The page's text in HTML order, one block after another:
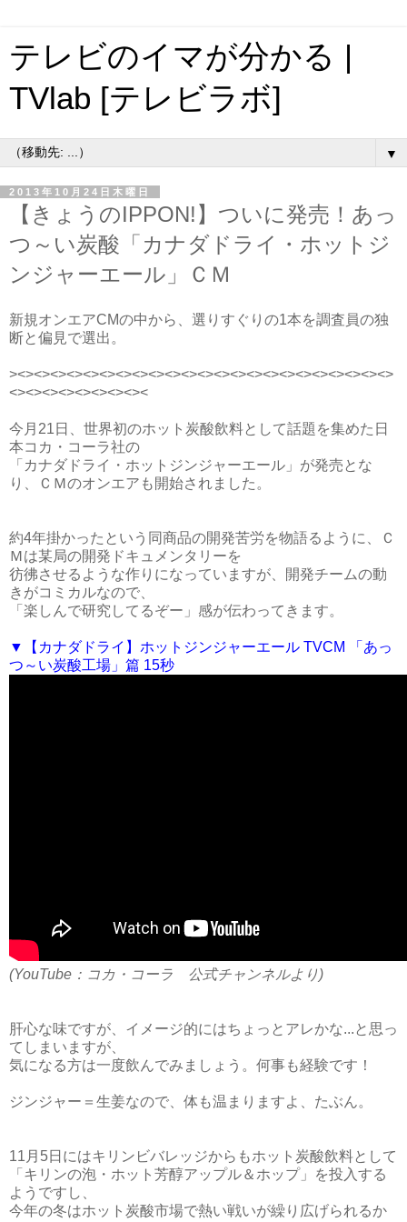
テレビのイマが分かる |
TVlab [テレビラボ]
▼
2013年10月24日木曜日
【きょうのIPPON!】ついに発売！あっ
つ～い炭酸「カナダドライ・ホットジ
ンジャーエール」ＣＭ
新規オンエアCMの中から、選りすぐりの1本を調査員の独
断と偏見で選出。
><><><><><><><><><><><><><><><><><><><><><><><>
<><><><><><><><><
今月21日、世界初のホット炭酸飲料として話題を集めた日
本コカ・コーラ社の
「カナダドライ・ホットジンジャーエール」が発売とな
り、ＣＭのオンエアも開始されました。
約4年掛かったという同商品の開発苦労を物語るように、Ｃ
Ｍは某局の開発ドキュメンタリーを
彷彿させるような作りになっていますが、開発チームの動
きがコミカルなので、
「楽しんで研究してるぞー」感が伝わってきます。
▼【カナダドライ】ホットジンジャーエール TVCM 「あっ
つ～い炭酸工場」篇 15秒
(YouTube：コカ・コーラ 公式チャンネルより)
肝心な味ですが、イメージ的にはちょっとアレかな...と思っ
てしまいますが、
気になる方は一度飲んでみましょう。何事も経験です！
ジンジャー＝生姜なので、体も温まりますよ、たぶん。
11月5日にはキリンビバレッジからもホット炭酸飲料として
「キリンの泡・ホット芳醇アップル＆ホップ」を投入する
ようですし、
今年の冬はホット炭酸市場で熱い戦いが繰り広げられるか